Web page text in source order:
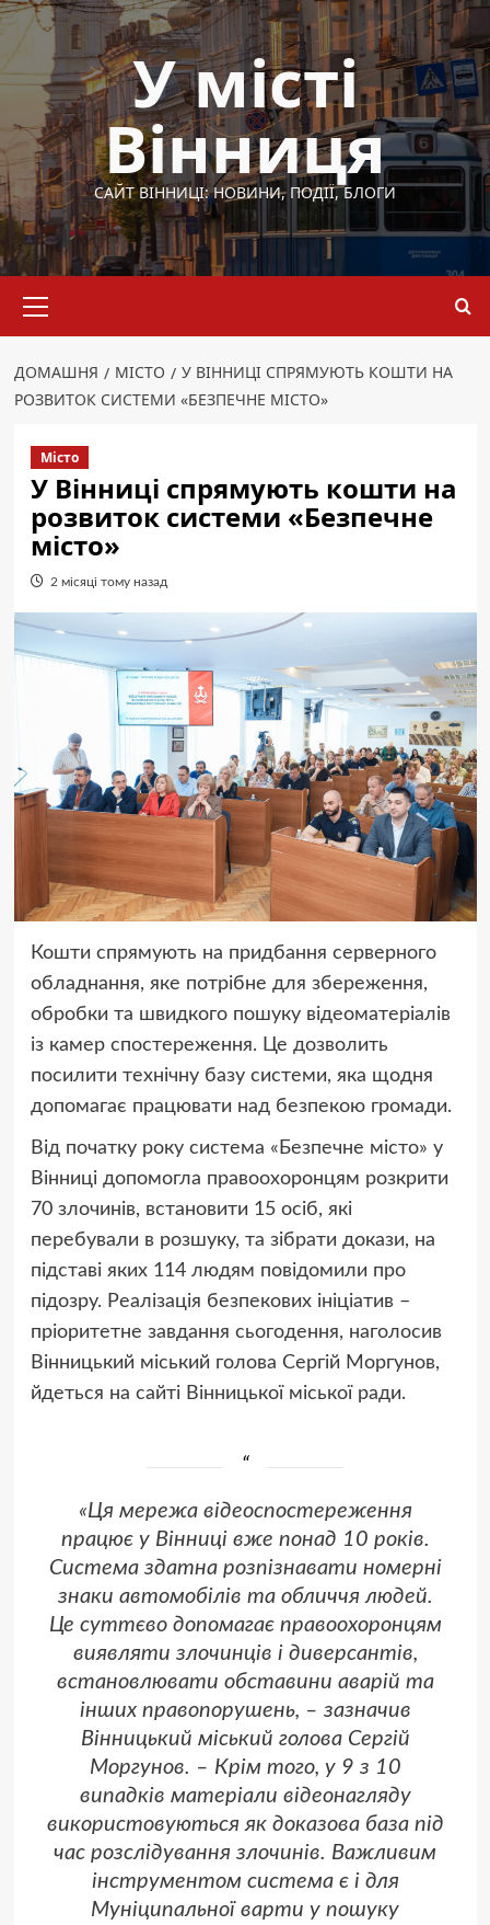
Перейти
до
вмісту
У місті
Вінниця
САЙТ ВІННИЦІ: НОВИНИ, ПОДІЇ, БЛОГИ
меню
ДОМАШНЯ МІСТО
У ВІННИЦІ СПРЯМУЮТЬ КОШТИ НА
РОЗВИТОК СИСТЕМИ «БЕЗПЕЧНЕ МІСТО»
Місто
У Вінниці спрямують кошти на
розвиток системи «Безпечне
місто»
2 місяці тому назад
Кошти спрямують на придбання серверного
обладнання, яке потрібне для збереження,
обробки та швидкого пошуку відеоматеріалів
із камер спостереження. Це дозволить
посилити технічну базу системи, яка щодня
допомагає працювати над безпекою громади.
Від початку року система «Безпечне місто» у
Вінниці допомогла правоохоронцям розкрити
70 злочинів, встановити 15 осіб, які
перебували в розшуку, та зібрати докази, на
підставі яких 114 людям повідомили про
підозру. Реалізація безпекових ініціатив –
пріоритетне завдання сьогодення, наголосив
Вінницький міський голова Сергій Моргунов,
йдеться на сайті Вінницької міської ради.
«Ця мережа відеоспостереження
працює у Вінниці вже понад 10 років.
Система здатна розпізнавати номерні
знаки автомобілів та обличчя людей.
Це суттєво допомагає правоохоронцям
виявляти злочинців і диверсантів,
встановлювати обставини аварій та
інших правопорушень, – зазначив
Вінницький міський голова Сергій
Моргунов. – Крім того, у 9 з 10
випадків матеріали відеонагляду
використовуються як доказова база під
час розслідування злочинів. Важливим
інструментом система є і для
Муніципальної варти у пошуку